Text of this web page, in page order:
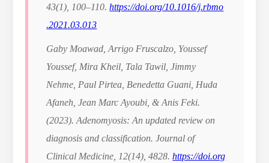
43(1), 100–110.https://doi.org/10.1016/j.rbmo
.2021.03.013
Gaby Moawad, Arrigo Fruscalzo, Youssef
Youssef, Mira Kheil, Tala Tawil, Jimmy
Nehme, Paul Pirtea, Benedetta Guani, Huda
Afaneh, Jean Marc Ayoubi, & Anis Feki.
(2023). Adenomyosis: An updated review on
diagnosis and classification.Journal of
Clinical Medicine 12(14), 4828.https://doi.org